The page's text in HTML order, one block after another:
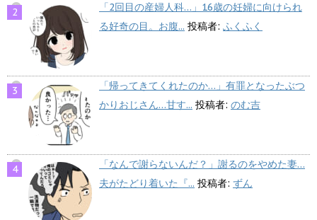
「2回目の産婦人科…」16歳の妊婦に向けられ
る好奇の目。お腹... 投稿者: ふくふく
「帰ってきてくれたのか…」有罪となったぶつ
かりおじさん…甘す... 投稿者: のむ吉
「なんで謝らないんだ？」謝るのをやめた妻…
夫がたどり着いた『... 投稿者: ずん